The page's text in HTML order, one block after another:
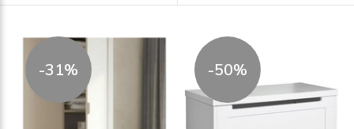
-31% -50%